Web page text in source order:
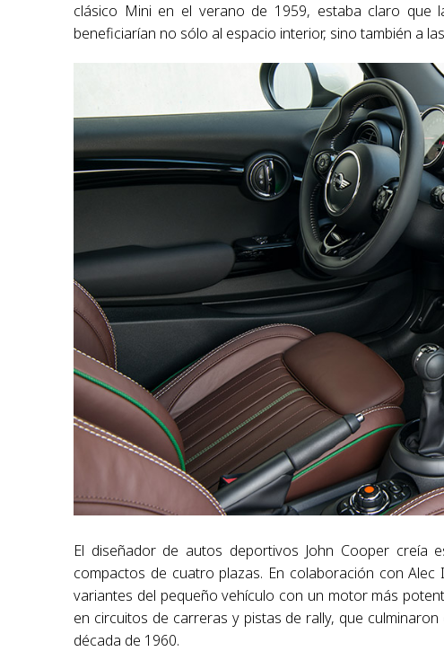
clásico Mini en el verano de 1959, estaba claro que
beneficiarían no sólo al espacio interior, sino también a
El diseñador de autos deportivos John Cooper creía
compactos de cuatro plazas. En colaboración con
variantes del pequeño vehículo con un motor más
en circuitos de carreras y pistas de rally, que
década de 1960.